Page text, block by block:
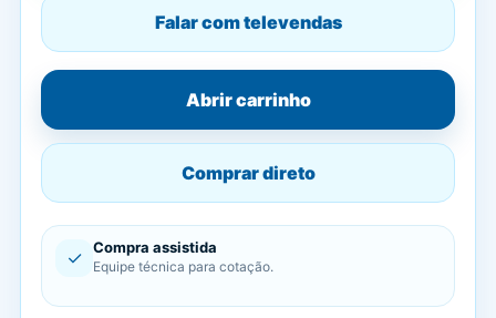
Falar com televendas
Abrir carrinho
Comprar direto
✓ Compra assistida
Equipe técnica para cotação.